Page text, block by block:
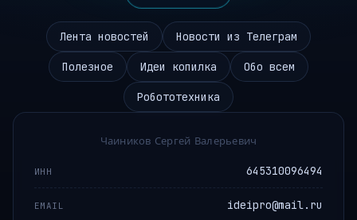
Лента новостей Новости из Телеграм
Полезное Идеи копилка Обо всем
Робототехника
Чаиников Сергей Валерьевич
ИНН 645310096494
EMAIL ideipro@mail.ru